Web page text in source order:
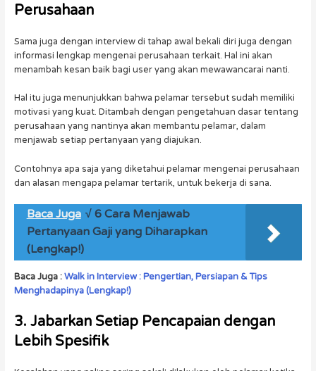
Perusahaan
Sama juga dengan interview di tahap awal bekali diri juga dengan
informasi lengkap mengenai perusahaan terkait. Hal ini akan
menambah kesan baik bagi user yang akan mewawancarai nanti.
Hal itu juga menunjukkan bahwa pelamar tersebut sudah memiliki
motivasi yang kuat. Ditambah dengan pengetahuan dasar tentang
perusahaan yang nantinya akan membantu pelamar, dalam
menjawab setiap pertanyaan yang diajukan.
Contohnya apa saja yang diketahui pelamar mengenai perusahaan
dan alasan mengapa pelamar tertarik, untuk bekerja di sana.
Baca Juga √ 6 Cara Menjawab
Pertanyaan Gaji yang Diharapkan
(Lengkap!)
Baca Juga :Walk in Interview : Pengertian, Persiapan & Tips
Menghadapinya (Lengkap!)
3. Jabarkan Setiap Pencapaian dengan
Lebih Spesifik